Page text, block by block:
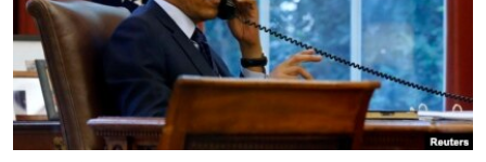
Learning English
СОЦИАЛЬНЫЕ СЕТИ